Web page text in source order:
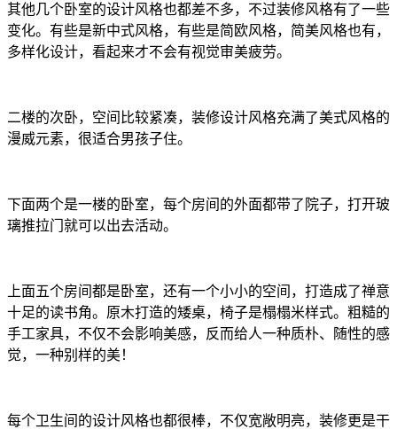
其他几个卧室的设计风格也都差不多，不过装修风格有了一些
变化。有些是新中式风格，有些是简欧风格，简美风格也有，
多样化设计，看起来才不会有视觉审美疲劳。
二楼的次卧，空间比较紧凑，装修设计风格充满了美式风格的
漫威元素，很适合男孩子住。
下面两个是一楼的卧室，每个房间的外面都带了院子，打开玻
璃推拉门就可以出去活动。
上面五个房间都是卧室，还有一个小小的空间，打造成了禅意
十足的读书角。原木打造的矮桌，椅子是榻榻米样式。粗糙的
手工家具，不仅不会影响美感，反而给人一种质朴、随性的感
觉，一种别样的美！
每个卫生间的设计风格也都很棒，不仅宽敞明亮，装修更是干